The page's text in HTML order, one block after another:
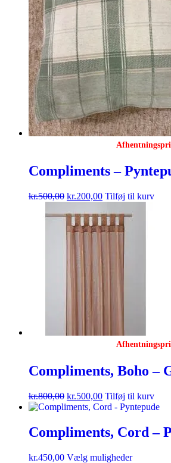
Compliments –
kr.500,00 kr.200,00 Tilføj til kurv
Compliments, Boho –
kr.800,00 kr.500,00 Tilføj til kurv
Compliments, Cord –
kr.450,00 Vælg muligheder